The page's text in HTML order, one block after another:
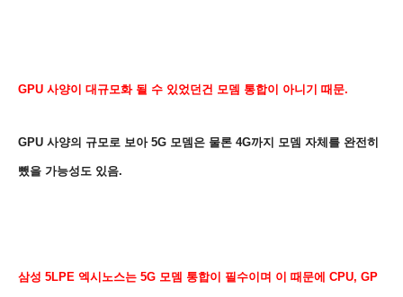
GPU 사양이 대규모화 될 수 있었던건 모뎀 통합이 아니기 때문.
GPU 사양의 규모로 보아 5G 모뎀은 물론 4G까지 모뎀 자체를 완전히
뺐을 가능성도 있음.
삼성 5LPE 엑시노스는 5G 모뎀 통합이 필수이며 이 때문에 CPU, GP